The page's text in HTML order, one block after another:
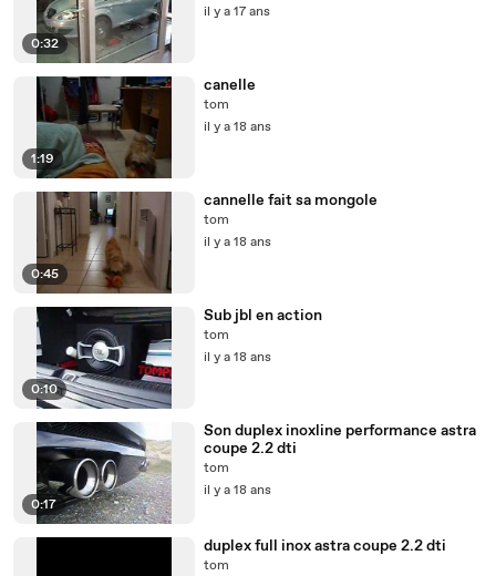
0:32
il y a 17 ans
1:19
canelle
tom
il y a 18 ans
0:45
cannelle fait sa mongole
tom
il y a 18 ans
0:10
Sub jbl en action
tom
il y a 18 ans
0:17
Son duplex inoxline performance astra
coupe 2.2 dti
tom
il y a 18 ans
duplex full inox astra coupe 2.2 dti
tom